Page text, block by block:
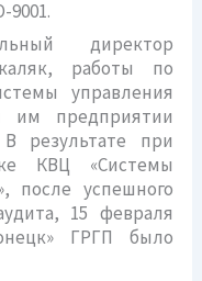
9001.
директор
работы по
управления
им предприятии
результате при
КВЦ «Системы
после успешного
15 февраля
ГРГП было